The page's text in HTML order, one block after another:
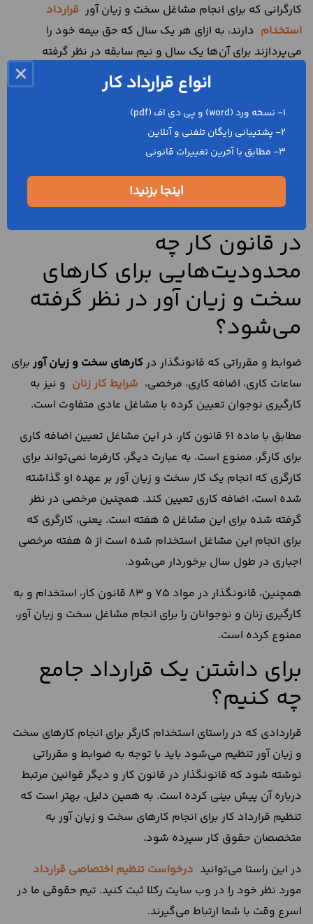
کارگرانی که برای انجام مشاغل سخت و زیان آور قرارداد
استخدام دارند، به ازای هر یک سال که حق بیمه خود را
می‌پردازند برای آن‌ها یک سال و نیم سابقه در نظر گرفته
همچین، کارفرمایی که کارگر را برای انجام مشاغل سخت و زیان
مشاغل عادی (مشاغلی که سخت و زیان آور نیستند) می‌پردازد،
عبارت دیگر می‌توان گفت که حق بیمه‌ای که کارفرما باید در این
مشاغل پرداخت کند، 27% است.
در قانون کار چه
محدودیت‌هایی برای کارهای
سخت و زیان آور در نظر گرفته
می‌شود؟
ضوابط و مقرراتی که قانونگذار در کارهای سخت و زیان آور برای
ساعات کاری، اضافه کاری، مرخصی، شرایط کار زنان و نیز به
کارگیری نوجوان تعیین کرده با مشاغل عادی متفاوت است.
مطابق با ماده 61 قانون کار، در این مشاغل تعیین اضافه کاری
برای کارگر، ممنوع است. به عبارت دیگر، کارفرما نمی‌تواند برای
کارگری که انجام یک کار سخت و زیان آور بر عهده او گذاشته
شده است، اضافه کاری تعیین کند. همچنین مرخصی در نظر
گرفته شده برای این مشاغل 5 هفته است. یعنی، کارگری که
برای انجام این مشاغل استخدام شده است از 5 هفته مرخصی
اجباری در طول سال برخوردار می‌شود.
همچنین، قانونگذار در مواد 75 و 83 قانون کار، استخدام و به
کارگیری زنان و نوجوانان را برای انجام مشاغل سخت و زیان آور،
ممنوع کرده است.
برای داشتن یک قرارداد جامع
چه کنیم؟
قراردادی که در راستای استخدام کارگر برای انجام کارهای سخت
و زیان آور تنظیم می‌شود باید با توجه به ضوابط و مقرراتی
نوشته شود که قانونگذار در قانون کار و دیگر قوانین مرتبط
درباره آن پیش بینی کرده است. به همین دلیل، بهتر است که
تنظیم قرارداد کار برای انجام کارهای سخت و زیان آور به
متخصصان حقوق کار سپرده شود.
در این راستا می‌توانید درخواست تنظیم اختصاصی قرارداد
مورد نظر خود را در وب سایت رکلا ثبت کنید. تیم حقوقی ما در
اسرع وقت با شما ارتباط می‌گیرند.
× انواع قرارداد کار
1- نسخه ورد (word) و پی دی اف (pdf)
2- پشتیبانی رایگان تلفنی و آنلاین
3- مطابق با آخرین تغییرات قانونی
اینجا بزنید!